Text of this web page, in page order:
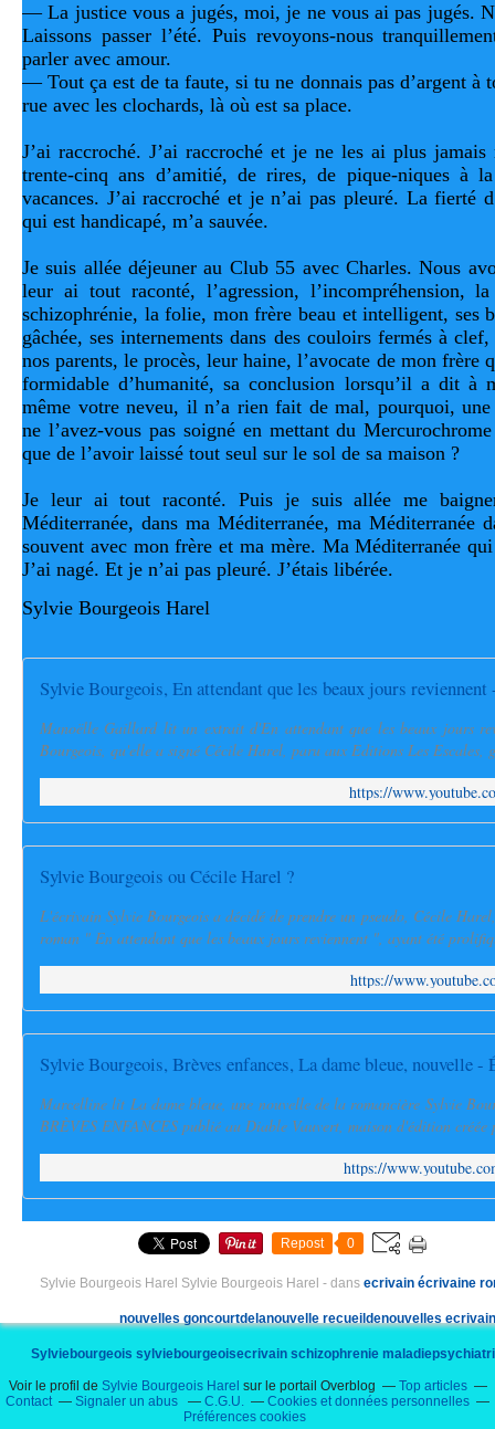
— La justice vous a jugés, moi, je ne vous ai pas jugés.
Laissons passer l’été. Puis revoyons-nous
parler avec amour.
— Tout ça est de ta faute, si tu ne donnais pas d’argent
rue avec les clochards, là où est sa place.
J’ai raccroché. J’ai raccroché et je ne les ai plus jamais
trente-cinq ans d’amitié, de rires, de pique-niques à
vacances. J’ai raccroché et je n’ai pas pleuré. La fierté
qui est handicapé, m’a sauvée.
Je suis allée déjeuner au Club 55 avec Charles. Nous
leur ai tout raconté, l’agression, l’incompréhension,
schizophrénie, la folie, mon frère beau et intelligent, ses
gâchée, ses internements dans des couloirs fermés à
nos parents, le procès, leur haine, l’avocate de mon frère
formidable d’humanité, sa conclusion lorsqu’il a dit à
même votre neveu, il n’a rien fait de mal, pourquoi,
ne l’avez-vous pas soigné en mettant du
que de l’avoir laissé tout seul sur le sol de sa maison ?
Je leur ai tout raconté. Puis je suis allée me
Méditerranée, dans ma Méditerranée, ma Méditerranée
souvent avec mon frère et ma mère. Ma Méditerranée
J’ai nagé. Et je n’ai pas pleuré. J’étais libérée.
Sylvie Bourgeois Harel
Sylvie Bourgeois, En attendant que les beaux jours
Manoëlle Gaillard lit un extrait d'En attendant que les beaux jours
Bourgeois, qu'elle a signé Cécile Harel, paru aux Editions Les Escales,
https://
Sylvie Bourgeois ou Cécile Harel ?
L'écrivain Sylvie Bourgeois a décidé de prendre un pseudo, Cécile
roman " En attendant que les beaux jours reviennent ", ayant été
https://
Sylvie Bourgeois, Brèves enfances, La dame bleue, nouvelle -
Marcelline lit La dame bleue, une nouvelle de la romancière Sylvie
BRÈVES ENFANCES publié au Diable Vauvert, maison d'édition
https://
Repost 0
Sylvie Bourgeois Harel Sylvie Bourgeois Harel - dans ecrivain écrivaine
nouvelles goncourtdelanouvelle recueildenouvelles
Sylviebourgeois sylviebourgeoisecrivain schizophrenie
hopitalpsychiatrique sainttropez saintgermaindespres
Voir le profil de Sylvie Bourgeois Harel sur le portail Overblog
Top articles
Contact
Signaler un abus C.G.U.
Cookies et données personnelles
Préférences cookies